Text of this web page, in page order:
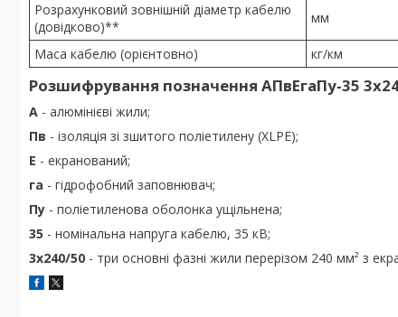
Розрахунковий зовнішній діаметр кабелю
(довідково)**
мм
Маса кабелю (орієнтовно) кг/км
Розшифрування позначення АПвЕгаПу‑35
А - алюмінієві жили;
Пв - ізоляція зі зшитого поліетилену (XLPE);
Е - екранований;
га - гідрофобний заповнювач;
Пу - поліетиленова оболонка ущільнена;
35 - номінальна напруга кабелю, 35 кВ;
3х240/50 - три основні фазні жили перерізом 240 мм² з